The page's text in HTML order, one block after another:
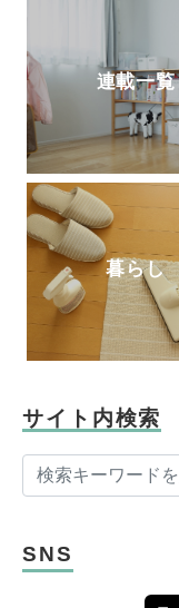
連載一覧
暮らし
サイト内検索
SNS